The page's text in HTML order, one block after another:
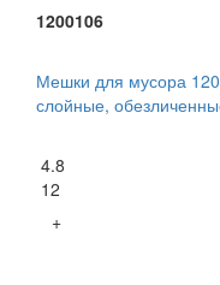
1200106
Мешки для мусора
слойные,
4.8
12
+